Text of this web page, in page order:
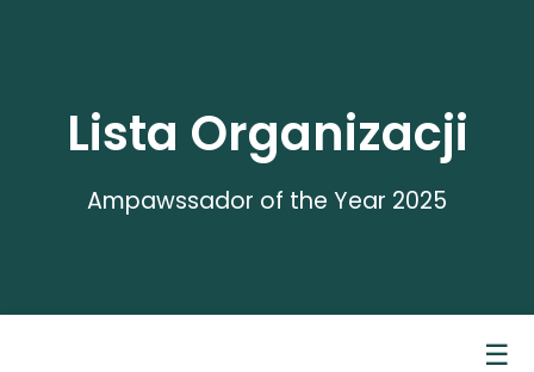
Lista Organizacji
Ampawssador of the Year 2025
☰